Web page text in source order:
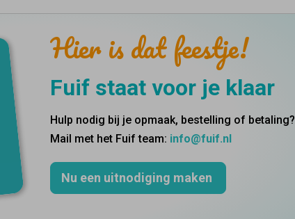
Hier is dat feestje!
Fuif staat voor je klaar
Hulp nodig bij je opmaak, bestelling of betaling?
Mail met het Fuif team: info@fuif.nl
Nu een uitnodiging maken